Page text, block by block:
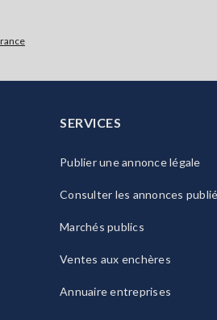
SERVICES
Publier une annonce légale
Consulter les annonces
Marchés publics
Ventes aux enchères
Annuaire entreprises